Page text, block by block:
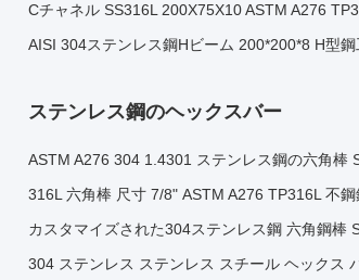
Cチャネル SS316L 200X75X10 ASTM A276
AISI 304ステンレス鋼Hビーム 200*200*8 H型
ステンレス鋼のヘックスバー
ASTM A276 304 1.4301 ステンレス鋼の六角棒
316L 六角棒 尺寸 7/8" ASTM A276 TP316L 不
カスタマイズされた304ステンレス鋼 六角鋼棒
304 ステンレス ステンレス スチール ヘックス